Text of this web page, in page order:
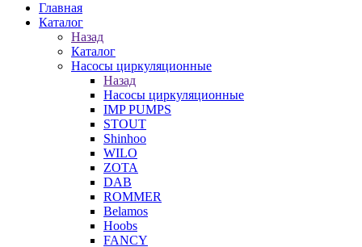
Главная
Каталог
Назад
Каталог
Насосы циркуляционные
Назад
Насосы циркуляционные
IMP PUMPS
STOUT
Shinhoo
WILO
ZOTA
DAB
ROMMER
Belamos
Hoobs
FANCY